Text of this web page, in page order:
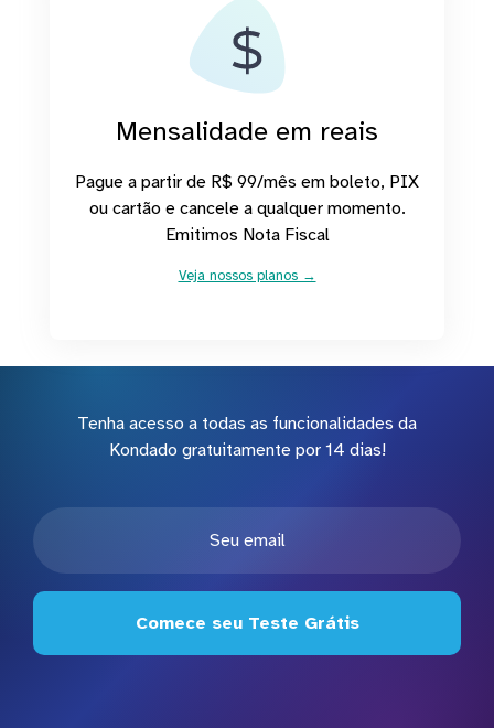
Mensalidade em reais
Pague a partir de R$ 99/mês em boleto, PIX
ou cartão e cancele a qualquer momento.
Emitimos Nota Fiscal
Veja nossos planos →
Tenha acesso a todas as funcionalidades da
Kondado gratuitamente por 14 dias!
Comece seu Teste Grátis